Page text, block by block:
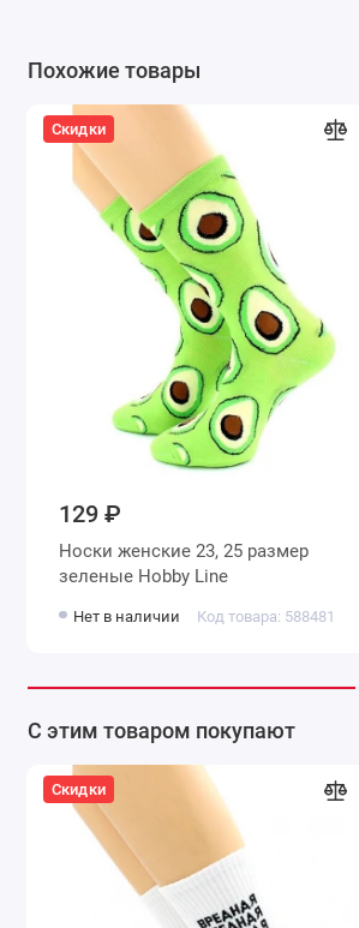
Похожие товары
Скидки
129 ₽
Носки женские 23, 25 размер
зеленые Hobby Line
Нет в наличии Код товара: 588481
С этим товаром покупают
Скидки